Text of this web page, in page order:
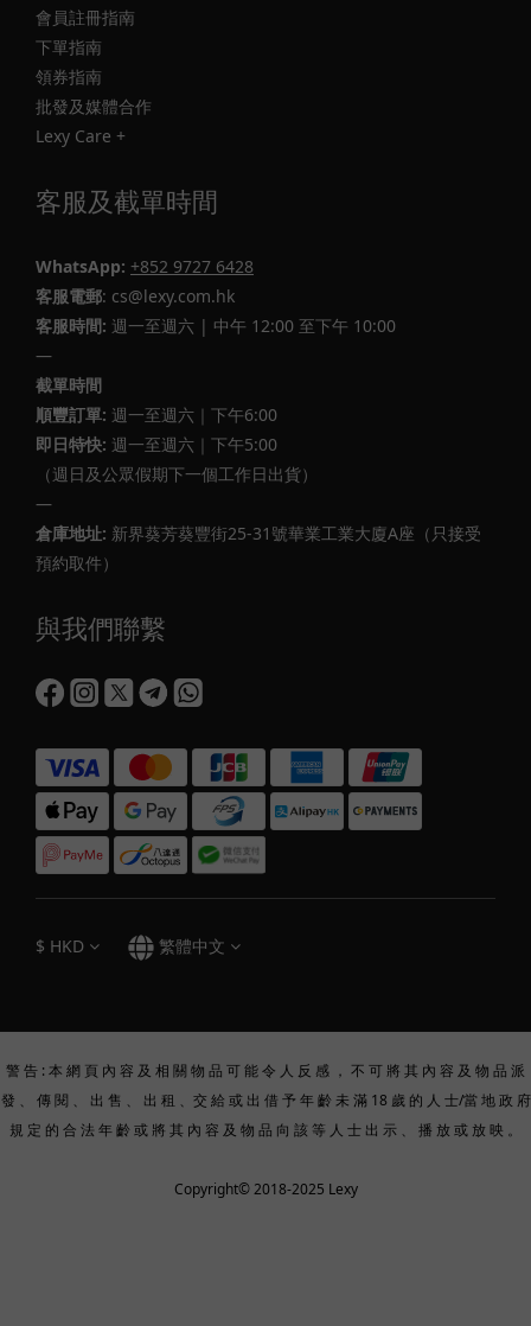
會員註冊指南
下單指南
領券指南
批發及媒體合作
Lexy Care +
客服及截單時間
WhatsApp: +852 9727 6428
客服電郵: cs@lexy.com.hk
客服時間: 週一至週六 | 中午 12:00 至下午 10:00
—
截單時間
順豐訂單: 週一至週六｜下午6:00
即日特快: 週一至週六｜下午5:00
（週日及公眾假期下一個工作日出貨）
—
倉庫地址: 新界葵芳葵豐街25-31號華業工業大廈A座（只接受
預約取件）
與我們聯繫
$ HKD 繁體中文
警 告 : 本 網 頁 內 容 及 相 關 物 品 可 能 令 人 反 感 ， 不 可 將 其 內 容 及 物 品 派
發 、 傳 閱 、 出 售 、 出 租 、交 給 或 出 借 予 年 齡 未 滿 18 歲 的 人 士/當 地 政 府
規 定 的 合 法 年 齡 或 將 其 內 容 及 物 品 向 該 等 人 士 出 示 、 播 放 或 放 映 。
Copyright© 2018-2025 Lexy